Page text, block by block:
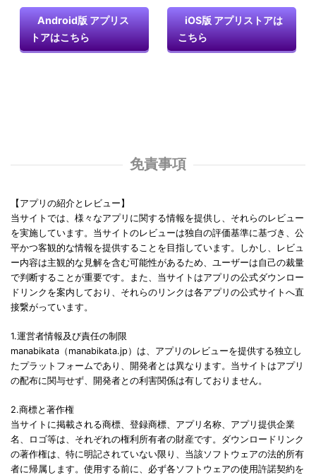
Android版 アプリス
トアはこちら
iOS版 アプリストアは
こちら
免責事項
【アプリの紹介とレビュー】
当サイトでは、様々なアプリに関する情報を提供し、それらのレビュー
を実施しています。当サイトのレビューは独自の評価基準に基づき、公
平かつ客観的な情報を提供することを目指しています。しかし、レビュ
ー内容は主観的な見解を含む可能性があるため、ユーザーは自己の裁量
で判断することが重要です。また、当サイトはアプリの公式ダウンロー
ドリンクを案内しており、それらのリンクは各アプリの公式サイトへ直
接繋がっています。
1.運営者情報及び責任の制限
manabikata（manabikata.jp）は、アプリのレビューを提供する独立し
たプラットフォームであり、開発者とは異なります。当サイトはアプリ
の配布に関与せず、開発者との利害関係は有しておりません。
2.商標と著作権
当サイトに掲載される商標、登録商標、アプリ名称、アプリ提供企業
名、ロゴ等は、それぞれの権利所有者の財産です。ダウンロードリンク
の著作権は、特に明記されていない限り、当該ソフトウェアの法的所有
者に帰属します。使用する前に、必ず各ソフトウェアの使用許諾契約を